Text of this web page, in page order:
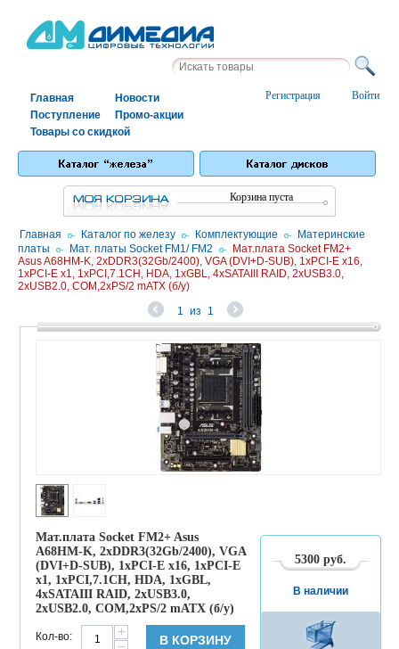
Войти
Регистрация
Главная
Новости
Поступление
Промо-акции
Товары со скидкой
Корзина пуста
Главная / Каталог по железу / Комплектующие /
Материнские
платы / Мат. платы Socket FM1/ FM2 /
Мат.плата Socket FM2+
Asus A68HM-K, 2xDDR3(32Gb/2400), VGA (DVI+D-SUB), 1xPCI-E x16,
1xPCI-E x1, 1xPCI,7.1CH, HDA, 1xGBL, 4xSATAIII RAID, 2xUSB3.0,
2xUSB2.0, COM,2xPS/2 mATX (б/у)
1 из 1
Мат.плата Socket FM2+ Asus
A68HM-K, 2xDDR3(32Gb/2400), VGA
(DVI+D-SUB), 1xPCI-E x16, 1xPCI-E
x1, 1xPCI,7.1CH, HDA, 1xGBL,
4xSATAIII RAID, 2xUSB3.0,
2xUSB2.0, COM,2xPS/2 mATX (б/у)
5300 руб.
В наличии
Кол-во:
+
В КОРЗИНУ